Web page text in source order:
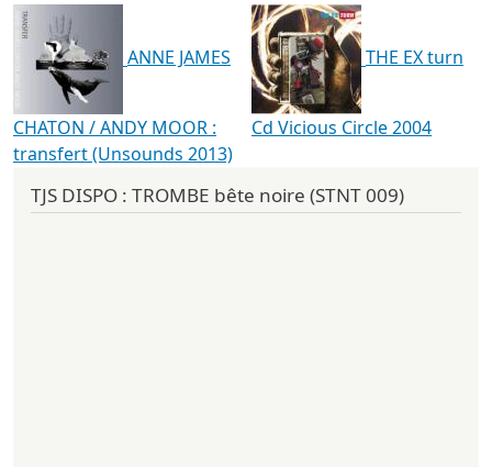
ANNE JAMES
CHATON / ANDY MOOR :
transfert (Unsounds 2013)
THE EX turn
Cd Vicious Circle 2004
TJS DISPO : TROMBE bête noire (STNT 009)